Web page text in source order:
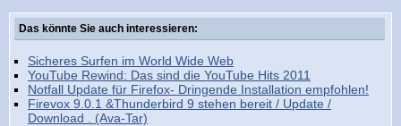
Das könnte Sie auch interessieren:
Sicheres Surfen im World Wide Web
YouTube Rewind: Das sind die YouTube Hits 2011
Notfall Update für Firefox- Dringende Installation empfohlen!
Firevox 9.0.1 &Thunderbird 9 stehen bereit / Update /
Download . (Ava-Tar)